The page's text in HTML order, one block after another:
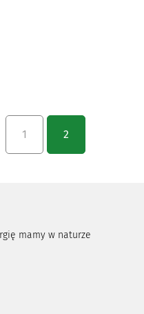
1 2
mamy w naturze